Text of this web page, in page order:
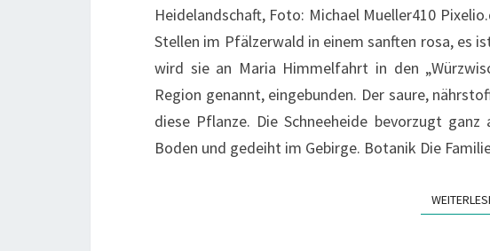
Heidelandschaft, Foto: Michael Mueller410
Stellen im Pfälzerwald in einem sanften rosa, es
wird sie an Maria Himmelfahrt in den
Region genannt, eingebunden. Der saure,
diese Pflanze. Die Schneeheide bevorzugt
Boden und gedeiht im Gebirge. Botanik Die